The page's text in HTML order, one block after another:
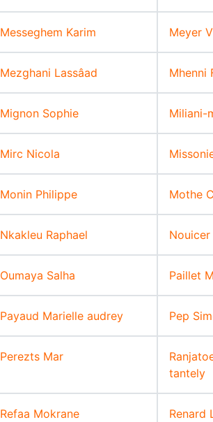
Messeghem Karim Meyer
Mezghani Lassâad Mhenni
Mignon Sophie Miliani-
Mirc Nicola
Monin Philippe Mothe
Nkakleu Raphael
Oumaya Salha Paillet
Payaud Marielle audrey Pep
Perezts Mar
tantely
Refaa Mokrane Renard